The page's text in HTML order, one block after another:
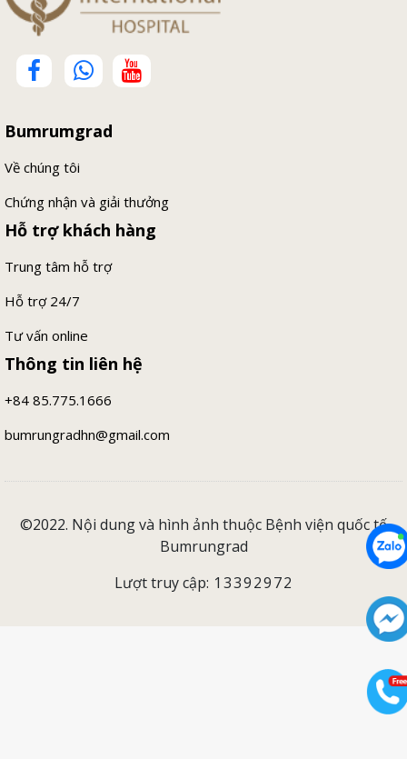
Bumrumgrad
Về chúng tôi
Chứng nhận và giải thưởng
Hỗ trợ khách hàng
Trung tâm hỗ trợ
Hỗ trợ 24/7
Tư vấn online
Thông tin liên hệ
+84 85.775.1666
bumrungradhn@gmail.com
©2022. Nội dung và hình ảnh thuộc Bệnh viện quốc tế
Bumrungrad
Lượt truy cập: 13392972